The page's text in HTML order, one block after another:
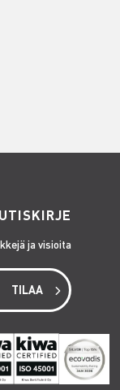
ja visioita